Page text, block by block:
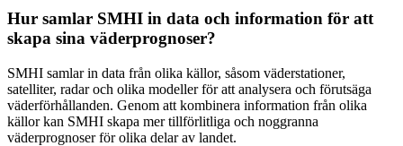
Hur samlar SMHI in data och information för att
skapa sina väderprognoser?
SMHI samlar in data från olika källor, såsom väderstationer,
satelliter, radar och olika modeller för att analysera och förutsäga
väderförhållanden. Genom att kombinera information från olika
källor kan SMHI skapa mer tillförlitliga och noggranna
väderprognoser för olika delar av landet.